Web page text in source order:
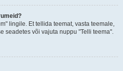
lingile. Et tellida teemat, vasta teemale,
seadetes või vajuta nuppu "Telli teema".